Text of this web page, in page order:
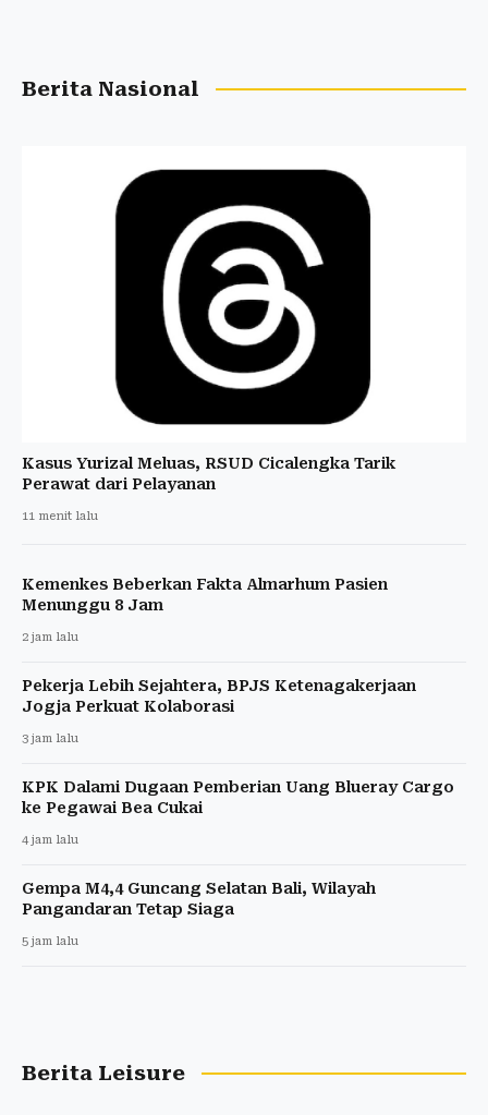
Berita Nasional
Kasus Yurizal Meluas, RSUD Cicalengka Tarik
Perawat dari Pelayanan
11 menit lalu
Kemenkes Beberkan Fakta Almarhum Pasien
Menunggu 8 Jam
2 jam lalu
Pekerja Lebih Sejahtera, BPJS Ketenagakerjaan
Jogja Perkuat Kolaborasi
3 jam lalu
KPK Dalami Dugaan Pemberian Uang Blueray Cargo
ke Pegawai Bea Cukai
4 jam lalu
Gempa M4,4 Guncang Selatan Bali, Wilayah
Pangandaran Tetap Siaga
5 jam lalu
Berita Leisure